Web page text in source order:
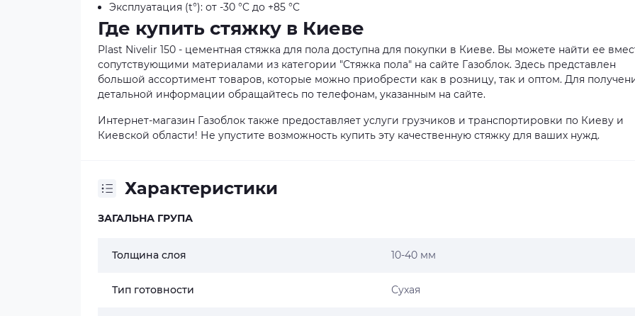
Эксплуатация (t°): от -30 °C до +85 °C
Где купить стяжку в Киеве
Plast Nivelir 150 - цементная стяжка для пола доступна для покупки в Киеве. Вы можете найти ее
сопутствующими материалами из категории "Стяжка пола" на сайте Газоблок. Здесь представлен
большой ассортимент товаров, которые можно приобрести как в розницу, так и оптом. Для
детальной информации обращайтесь по телефонам, указанным на сайте.
Интернет-магазин Газоблок также предоставляет услуги грузчиков и транспортировки по Киеву и
Киевской области! Не упустите возможность купить эту качественную стяжку для ваших нужд.
Характеристики
ЗАГАЛЬНА ГРУПА
Толщина слоя 10-40 мм
Тип готовности Сухая